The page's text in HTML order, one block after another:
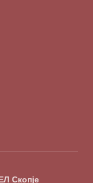
Скопје